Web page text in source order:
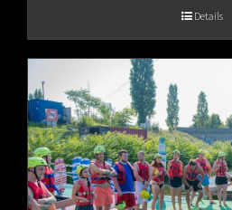
€80.00
Details